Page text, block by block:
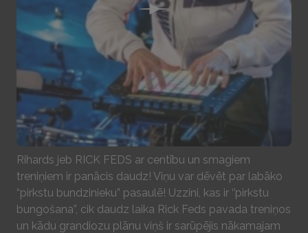
Play
Rihards jeb RICK FEDS ar centību un smagiem
treniņiem ir panācis daudz! Viņu var dēvēt par labāko
“pirkstu bundzinieku” pasaulē! Uzzini, kas ir ‘’pirkstu
bungošana”, cik daudz laika Rick Feds pavada treniņos
un kādu grandiozu plānu viņš ir sarūpējis nākamajam